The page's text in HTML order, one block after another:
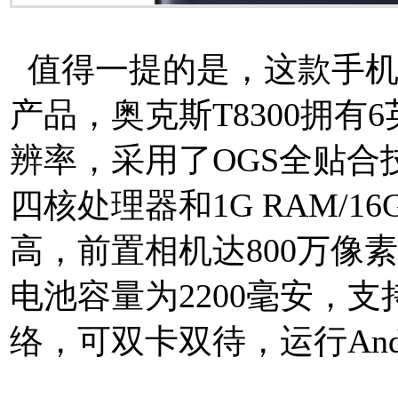
值得一提的是，这款手
产品，奥克斯T8300拥有
辨率，采用了OGS全贴
四核处理器和1G RAM/
高，前置相机达800万像
电池容量为2200毫安，支
络，可双卡双待，运行